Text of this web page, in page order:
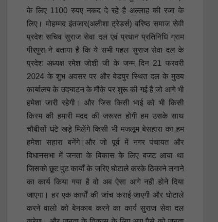
के लिए 1100 रुपए नकद दे रहे है अल्लाह की रजा के
लिए। मोहम्मद इंतजार(अलीशा ट्रेडर्स) वरिष्ठ समाज सेवी
प्रदेश सचिव सुराज सेवा दल एवं प्रधान प्रतिनिधि ग्राम
पीरपुरा ने बताया है कि ये सभी पहल सुराज सेवा दल के
प्रदेश अध्यक्ष रमेश जोशी जी के जन्म दिन 21 फरवरी
2024 के शुभ अवसर पर और बेडपुर स्थित दल के मुख्य
कार्यालय के उदघाटन के मौके पर शुरू की गई है जो आगे भी
हमेशा जारी रहेगी। और जिस किसी भाई को भी किसी
किस्म की हमारी मदद की जरूरत होगी हम उसके साथ
चौबीसों घंटे खड़े मिलेंगे किसी भी मजलूम बेसहारा का हम
हमेशा सहारा बनेंगे।और जो पूर्व में नगर पंचायत और
विधानसभा में जनता के विकास के लिए बजट आया था
जिसको छूट पुट कार्यों के जरिए घोटाले करके ठिकाने लगाने
का कार्य किया गया है वो अब ऐसा आगे नही होने दिया
जाएगा। हर एक कार्यों की जांच कराई जाएगी और घोटाले
करने वालो को बेनकाब करने का कार्य सुराज सेवा दल